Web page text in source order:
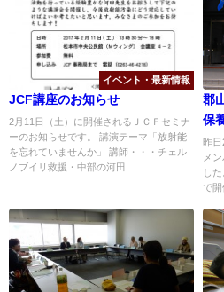
イベント・最新情報
JCF講座のお知らせ
2月11日（土）に開催されるＪＣＦセミナ
ーのお知らせです。 講演テーマ「放射能
を忘れていませんか」 講師・・・チェル
ノブイリ救援・中部の河田...
郡
保
昨日
メ
し
で開